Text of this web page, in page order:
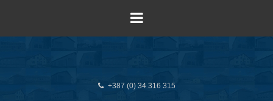
+387 (0) 34 316 315